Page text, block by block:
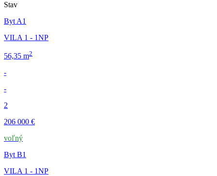
Stav
Byt A1
VILA 1 - 1NP
56,35 m2
-
-
2
206 000 €
voľný
Byt B1
VILA 1 - 1NP